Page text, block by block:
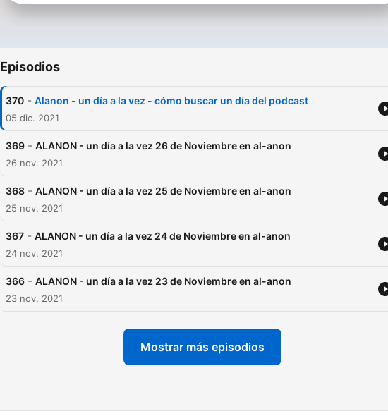
Episodios
370 - Alanon - un día a la vez - cómo buscar un día del podcast
05 dic. 2021
369 - ALANON - un día a la vez 26 de Noviembre en al-anon
26 nov. 2021
368 - ALANON - un día a la vez 25 de Noviembre en al-anon
25 nov. 2021
367 - ALANON - un día a la vez 24 de Noviembre en al-anon
24 nov. 2021
366 - ALANON - un día a la vez 23 de Noviembre en al-anon
23 nov. 2021
Mostrar más episodios